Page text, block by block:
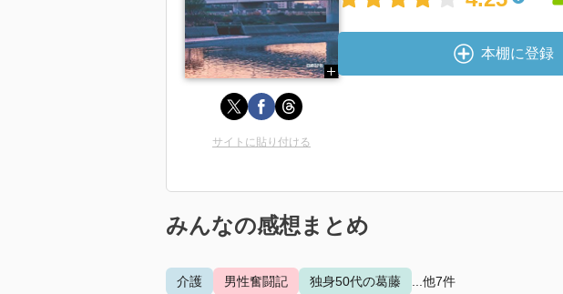
本棚に登録
サイトに貼り付ける
みんなの感想まとめ
介護 男性奮闘記 独身50代の葛藤 ...他7件